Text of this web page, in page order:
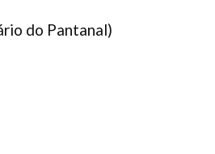
do Pantanal)